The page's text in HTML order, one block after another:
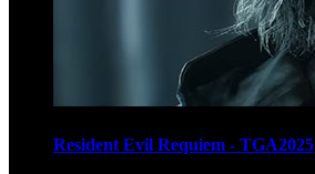
Resident Evil Requiem - TGA2025